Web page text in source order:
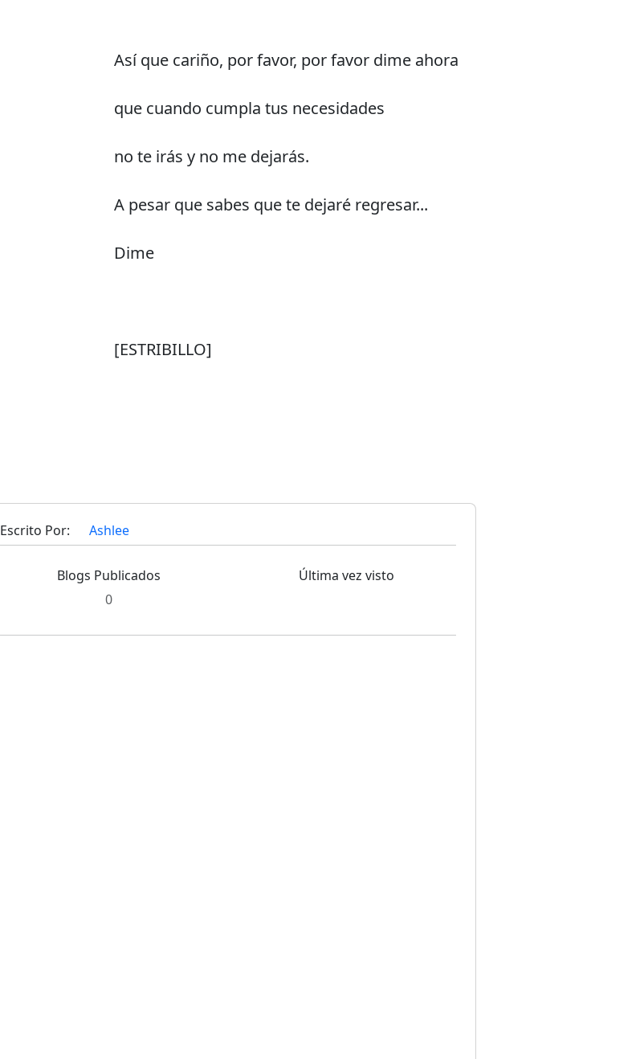
Así que cariño, por favor, por favor dime ahora
que cuando cumpla tus necesidades
no te irás y no me dejarás.
A pesar que sabes que te dejaré regresar...
Dime
[ESTRIBILLO]
Escrito Por: Ashlee
Blogs Publicados
0
Última vez visto